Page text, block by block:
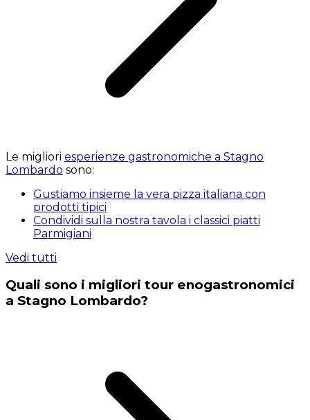
Le migliori esperienze gastronomiche a Stagno
Lombardo sono:
Gustiamo insieme la vera pizza italiana con
prodotti tipici
Condividi sulla nostra tavola i classici piatti
Parmigiani
Vedi tutti
Quali sono i migliori tour enogastronomici
a Stagno Lombardo?